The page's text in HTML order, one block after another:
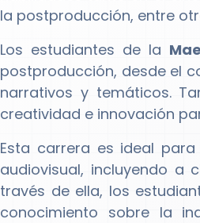
la postproducción, entre
Los estudiantes de la
postproducción, desde el
narrativos y temáticos.
creatividad e innovación
Esta carrera es ideal
audiovisual, incluyendo a
través de ella, los
conocimiento sobre la